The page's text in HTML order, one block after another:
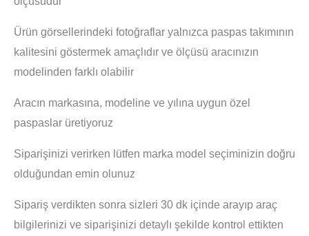
Ürün görsellerindeki fotoğraflar yalnızca paspas takımının
kalitesini göstermek amaçlıdır ve ölçüsü aracınızın
modelinden farklı olabilir
Aracın markasına, modeline ve yılına uygun özel
paspaslar üretiyoruz
Siparişinizi verirken lütfen marka model seçiminizin doğru
olduğundan emin olunuz
Sipariş verdikten sonra sizleri 30 dk içinde arayıp araç
bilgilerinizi ve siparişinizi detaylı şekilde kontrol ettikten